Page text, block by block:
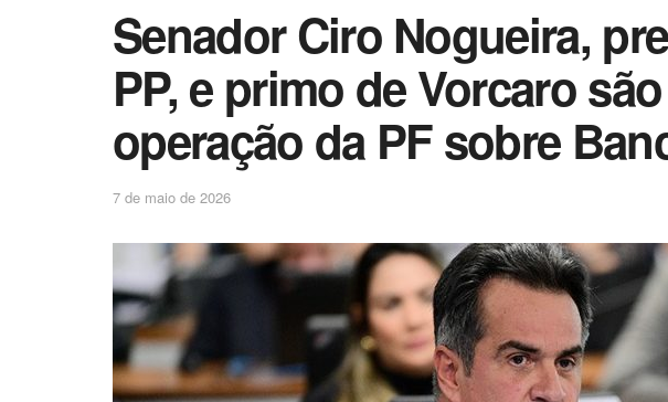
Senador Ciro Nogueira,
PP, e primo de Vorcaro
operação da PF sobre
7 de maio de 2026